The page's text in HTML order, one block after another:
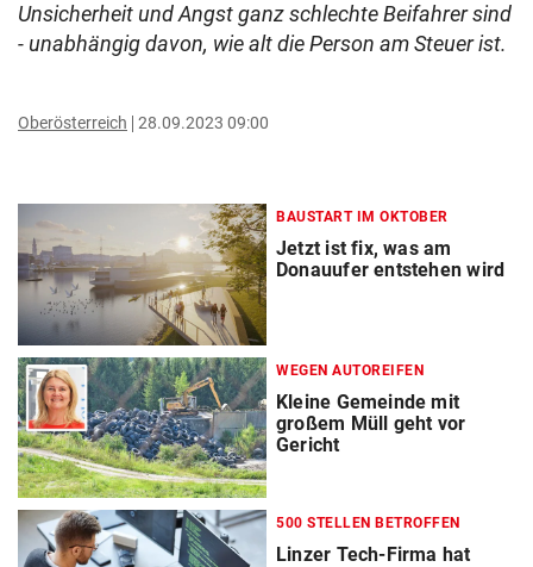
Unsicherheit und Angst ganz schlechte Beifahrer sind
- unabhängig davon, wie alt die Person am Steuer ist.
Oberösterreich 28.09.2023 09:00
BAUSTART IM OKTOBER
Jetzt ist fix, was am
Donauufer entstehen wird
WEGEN AUTOREIFEN
Kleine Gemeinde mit
großem Müll geht vor
Gericht
500 STELLEN BETROFFEN
Linzer Tech-Firma hat